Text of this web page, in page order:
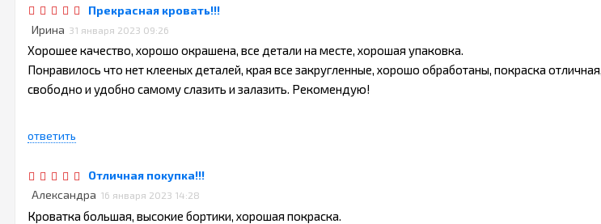
Прекрасная кровать!!!
Ирина 31 января 2023 09:26
Хорошее качество, хорошо окрашена, все детали на месте, хорошая упаковка.
Понравилось что нет клееных деталей, края все закругленные, хорошо обработаны, покраска
свободно и удобно самому слазить и залазить. Рекомендую!
ответить
Отличная покупка!!!
Александра 16 января 2023 14:28
Кроватка большая, высокие бортики, хорошая покраска.